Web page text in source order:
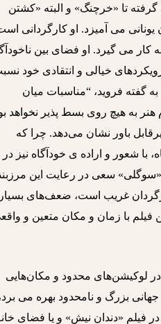
تا «خرچنگ» و البته «کشتن
می آمیزد. او کارگردانی
کار می گیرد. او فضای بین
خیالی و انتقادی خود
گفته فروید، “مناسبات میان
به هیچ روی بسط پذیر نخواهد
باور نشان می‌دهد. چرا که
با شعور و اراده ی خودآگاه نیز در
«سوگلی» سعی در رعایت این
غریب است، ضعف‌های
فیلم با زمان و مکان متعین و
در لوکیشن‌های محدود و مکان‌هایی
بزرگ و نامحدود بهره می
فیلم «دندان نیش» و یا فضای